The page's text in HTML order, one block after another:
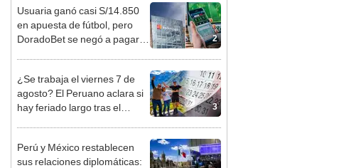
2
Usuaria ganó casi S/14.850
en apuesta de fútbol, pero
DoradoBet se negó a pagar:
3
¿Se trabaja el viernes 7 de
agosto? El Peruano aclara si
hay feriado largo tras el
Perú y México restablecen
sus relaciones diplomáticas: